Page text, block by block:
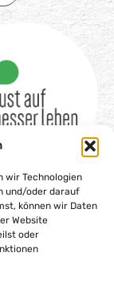
wir Technologien
und/oder darauf
können wir Daten
Website
oder